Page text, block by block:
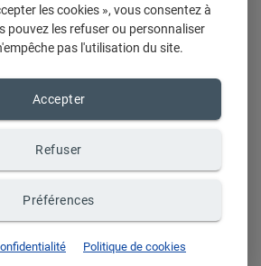
les cookies », vous consentez à
pouvez les refuser ou personnaliser
pas l'utilisation du site.
Accepter
Refuser
Préférences
Politique de cookies